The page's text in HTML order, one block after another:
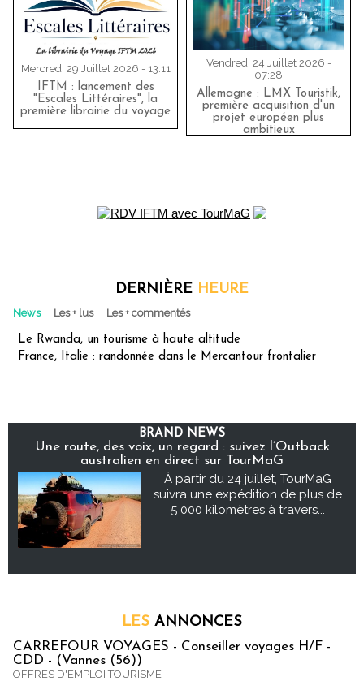
Mercredi 29 Juillet 2026 - 13:11
IFTM : lancement des
"Escales Littéraires", la
première librairie du voyage
Vendredi 24 Juillet 2026 -
07:28
Allemagne : LMX Touristik,
première acquisition d'un
projet européen plus
ambitieux
DERNIÈRE HEURE
News Les + lus Les + commentés
Le Rwanda, un tourisme à haute altitude
France, Italie : randonnée dans le Mercantour frontalier
BRAND NEWS
Une route, des voix, un regard : suivez l’Outback
australien en direct sur TourMaG
À partir du 24 juillet, TourMaG
suivra une expédition de plus de
5 000 kilomètres à travers...
LES ANNONCES
CARREFOUR VOYAGES - Conseiller voyages H/F -
CDD - (Vannes (56))
OFFRES D'EMPLOI TOURISME